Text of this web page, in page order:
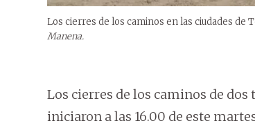
Los cierres de los caminos en las ciudades de
Manena.
Los cierres de los caminos de
iniciaron a las 16.00 de este